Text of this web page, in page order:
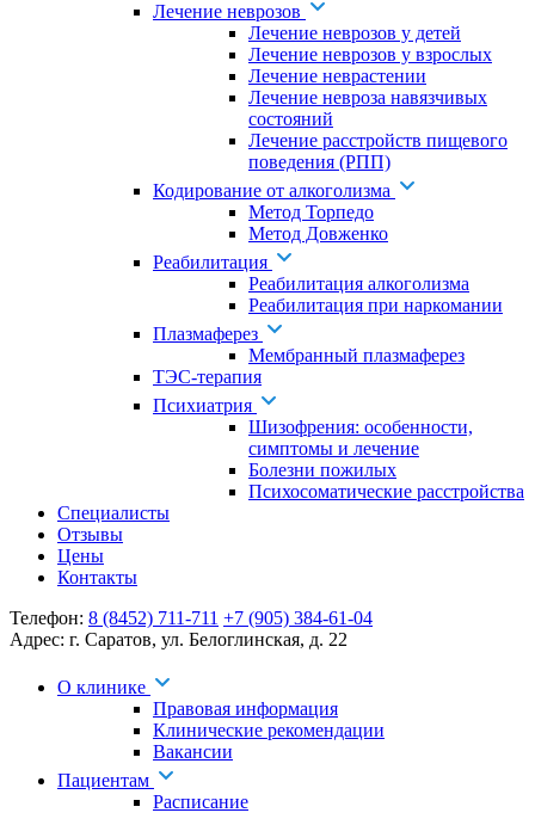
Лечение неврозов
Лечение неврозов у детей
Лечение неврозов у взрослых
Лечение неврастении
Лечение невроза навязчивых
состояний
Лечение расстройств пищевого
поведения (РПП)
Кодирование от алкоголизма
Метод Торпедо
Метод Довженко
Реабилитация
Реабилитация алкоголизма
Реабилитация при наркомании
Плазмаферез
Мембранный плазмаферез
ТЭС-терапия
Психиатрия
Шизофрения: особенности,
симптомы и лечение
Болезни пожилых
Психосоматические расстройства
Специалисты
Отзывы
Цены
Контакты
Телефон: 8 (8452) 711-711 +7 (905) 384-61-04
Адрес: г. Саратов, ул. Белоглинская, д. 22
О клинике
Правовая информация
Клинические рекомендации
Вакансии
Пациентам
Расписание